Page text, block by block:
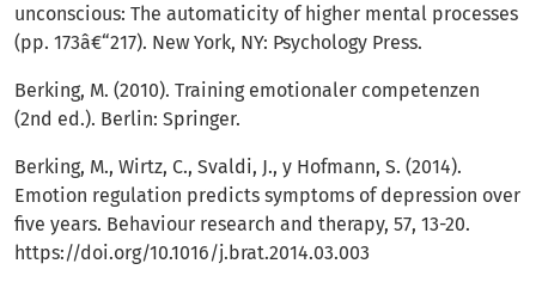
unconscious: The automaticity of higher mental processes
(pp. 173â€“217). New York, NY: Psychology Press.
Berking, M. (2010). Training emotionaler competenzen
(2nd ed.). Berlin: Springer.
Berking, M., Wirtz, C., Svaldi, J., y Hofmann, S. (2014).
Emotion regulation predicts symptoms of depression over
five years. Behaviour research and therapy, 57, 13-20.
https://doi.org/10.1016/j.brat.2014.03.003